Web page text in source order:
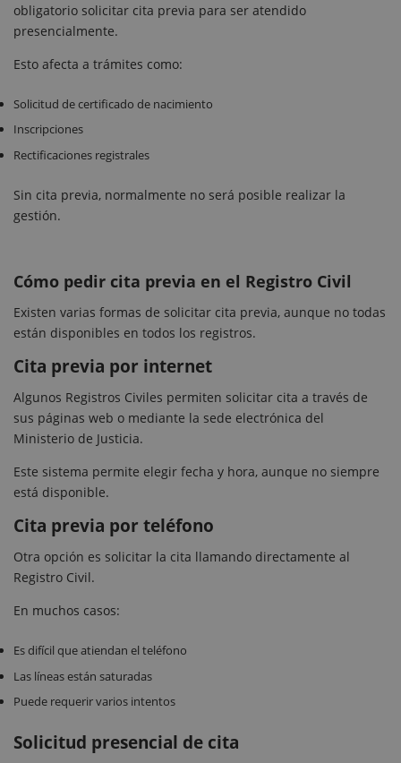
obligatorio solicitar cita previa para ser atendido
presencialmente.
Esto afecta a trámites como:
Solicitud de certificado de nacimiento
Inscripciones
Rectificaciones registrales
Sin cita previa, normalmente no será posible realizar la
gestión.
Cómo pedir cita previa en el Registro Civil
Existen varias formas de solicitar cita previa, aunque no todas
están disponibles en todos los registros.
Cita previa por internet
Algunos Registros Civiles permiten solicitar cita a través de
sus páginas web o mediante la sede electrónica del
Ministerio de Justicia.
Este sistema permite elegir fecha y hora, aunque no siempre
está disponible.
Cita previa por teléfono
Otra opción es solicitar la cita llamando directamente al
Registro Civil.
En muchos casos:
Es difícil que atiendan el teléfono
Las líneas están saturadas
Puede requerir varios intentos
Solicitud presencial de cita